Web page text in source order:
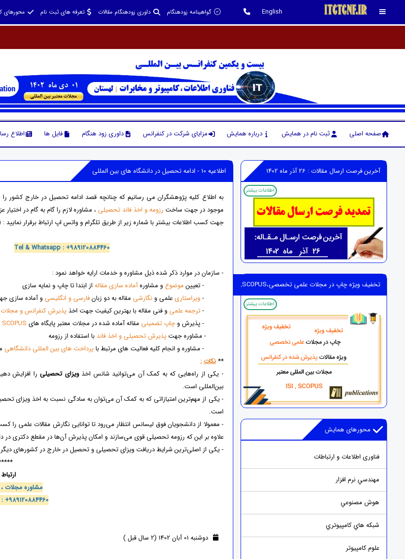
English گواهینامه زودهنگام داوری زودهنگام مقالات تعرفه های ثبت نام محورهای
صفحه اصلی ثبت نام در همایش درباره همایش مزایای شرکت در کنفرانس داوری زود هنگام فایل ها اطلاع
آخرین فرصت ارسال مقالات : 26 آذر ماه 1402
اطلاعات بیشتر
تخفیف ویژه چاپ در مجلات علمی تخصصی،ISI,SCOPUS
اطلاعات بیشتر
محورهای همایش
فناوری اطلاعات و ارتباطات
مهندسي نرم افزار
هوش مصنوعي
شبکه هاي کامپيوتري
علوم کامپیوتر
اطلاعیه 10 - ادامه تحصیل در دانشگاه های بین المللی
به اطلاع کلیه پژوهشگران می رسانیم که چنانچه قصد ادامه تحصیل در خارج کشور را
موجود در جهت ساخت رزومه و اخذ فاند تحصیلی ، مشاوره لازم را گام به گام در اختیار
جهت کسب اطلاعات بیشتر با شماره زیر از طریق تلگرام و واتس اپ ارتباط برقرار
Tel & Whatsapp : +989120884460
- سازمان در موارد ذکر شده ذیل مشاوره و خدمات ارایه خواهد نمود :
- تعیینموضوع و مشاورهآماده سازی مقاله از ابتدا تا چاپ و نمایه سازی
-ویراستاریعلمی ونگارشی مقاله به دو زبانفارسی و انگلیسی و آماده سازی
-ترجمه علمی و فنی مقاله با بهترین کیفیت جهت اخذپذیرش کنفرانس و مجلات
- پذیرش وچاپ تضمینی مقاله آماده شده در مجلات معتبر پایگاه های
- مشاوره جهتپذیرش تحصیلی و اخذ فاند با استفاده از رزومه
- مشاوره و انجام کلیه فعالیت های مرتبط باپرداخت های بین المللی دانشگاهی
**نکات:
- یکی از راه‌هایی که به کمک آن می‌توانید شانس اخذ ویزای تحصیلی را افزایش
بین‌المللی است.
- یکی از مهم‌ترین امتیازاتی که به کمک آن می‌‌توان به سادگی نسبت به اخذ ویزای
است.
- معمولا از دانشجویان فوق لیسانس انتظار می‌رود تا توانایی نگارش مقالات علمی را
علاوه بر این که رزومه‌ تحصیلی قوی می‌سازند و امکان پذیرش آن‌ها در مقطع دکتری در
- یکی از اصلی‌ترین شرایط دریافت ویزای تحصیلی و تحصیل در خارج در کشورهای
مشاوره مجلات ،
+989120884460
دوشنبه 01 آبان 1402 (2 سال قبل )